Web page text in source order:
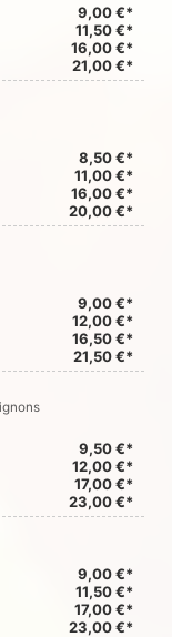
9,00 €*
11,50 €*
16,00 €*
21,00 €*
8,50 €*
11,00 €*
16,00 €*
20,00 €*
9,00 €*
12,00 €*
16,50 €*
21,50 €*
9,50 €*
12,00 €*
17,00 €*
23,00 €*
9,00 €*
11,50 €*
17,00 €*
23,00 €*